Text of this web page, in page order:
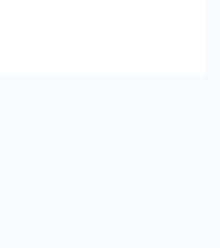
ha sido arrollado